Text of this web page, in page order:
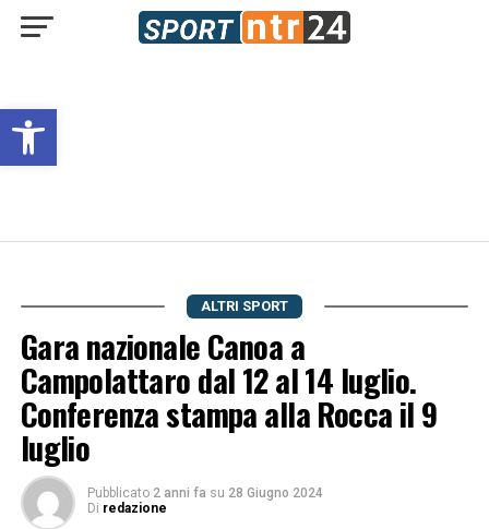
Open toolbar
ALTRI SPORT
Gara nazionale Canoa a
Campolattaro dal 12 al 14 luglio.
Conferenza stampa alla Rocca il 9
luglio
Pubblicato 2 anni fa su 28 Giugno 2024
Di redazione